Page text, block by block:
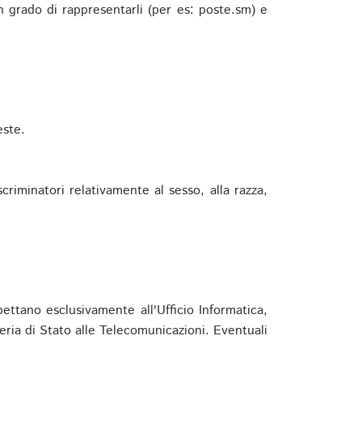
di rappresentarli (per es: poste.sm) e
relativamente al sesso, alla razza,
esclusivamente all'Ufficio Informatica,
di Stato alle Telecomunicazioni. Eventuali